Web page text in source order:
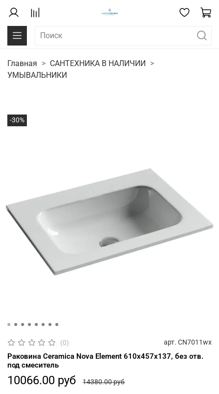
Главная
САНТЕХНИКА В НАЛИЧИИ
УМЫВАЛЬНИКИ
-30%
(0) арт. CN7011wx
Раковина Ceramica Nova Element 610x457x137, без отв.
под смеситель
10066.00 руб 14380.00 руб